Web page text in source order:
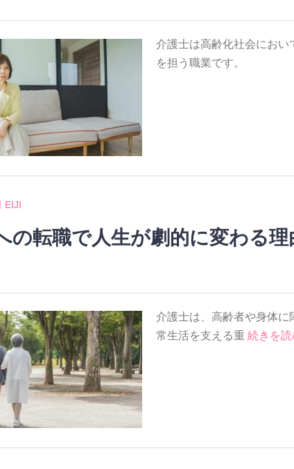
介護士は高齢化社会におい
を担う職業です。
EIJI
の転職で人生が劇的に変わる
介護士は、高齢者や身体に
常生活を支える重続きを